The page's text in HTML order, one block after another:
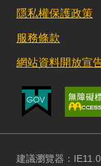
隱私權保護政策
服務條款
網站資料開放宣
建議瀏覽器：